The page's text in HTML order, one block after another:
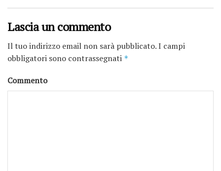
Lascia un commento
Il tuo indirizzo email non sarà pubblicato.I campi
obbligatori sono contrassegnati *
Commento